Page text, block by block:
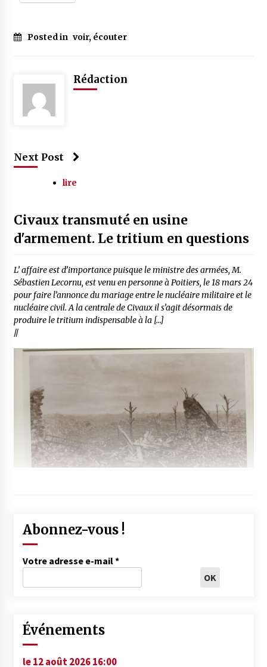
Posted in voir, écouter
Rédaction
Next Post
lire
Civaux transmuté en usine
d'armement. Le tritium en questions
L’ affaire est d’importance puisque le ministre des armées, M.
Sébastien Lecornu, est venu en personne à Poitiers, le 18 mars 24
pour faire l’annonce du mariage entre le nucléaire militaire et le
nucléaire civil. A la centrale de Civaux il s’agit désormais de
produire le tritium indispensable à la […]
//
Abonnez-vous !
Votre adresse e-mail*
Événements
le 12 août 2026 16:00